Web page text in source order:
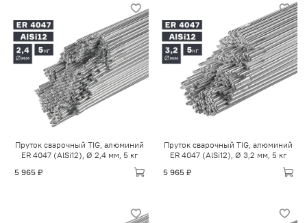
Пруток сварочный TIG, алюминий
ER 4047 (AlSi12), Ø 2,4 мм, 5 кг
5 965 ₽
Пруток сварочный TIG, алюминий
ER 4047 (AlSi12), Ø 3,2 мм, 5 кг
5 965 ₽